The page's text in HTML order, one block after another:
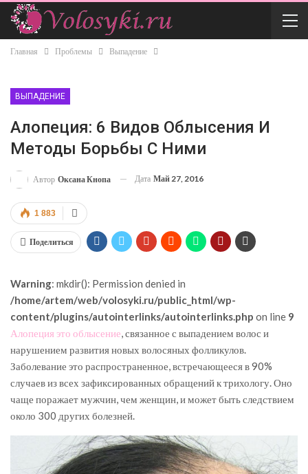
Главная Проблемы Выпадение
ВЫПАДЕНИЕ
Алопеция: 6 Видов Облысения И
Методы Борьбы С Ними
Автор Оксана Кнопа Дата Май 27, 2016
1 883
Поделиться
Warning: mkdir(): Permission denied in
/home/artem/web/volosyki.ru/public_html/wp-
content/plugins/autointerlinks/autointerlinks.php on line 9
Алопеция это облысение, связанное с выпадением волос и
нарушением развития новых волосяных фолликулов.
Заболевание это распространенное, встречающееся в 90%
случаев из всех зафиксированных обращений к трихологу. Оно
чаще поражает мужчин, чем женщин, и может быть следствием
около 300 других болезней.